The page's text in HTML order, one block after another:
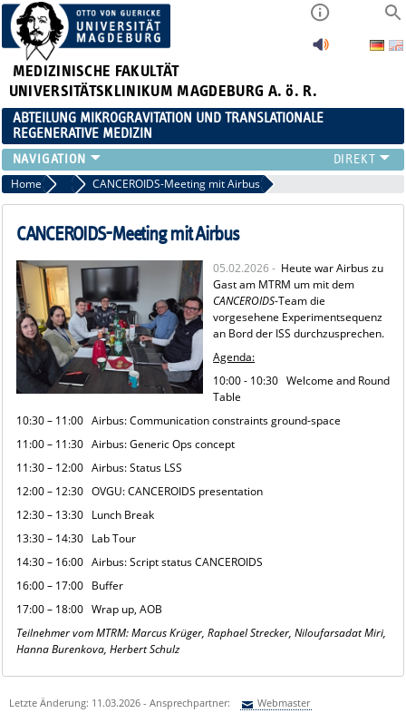
MEDIZINISCHE FAKULTÄT
UNIVERSITÄTSKLINIKUM MAGDEBURG A. ö. R.
ABTEILUNG MIKROGRAVITATION UND TRANSLATIONALE
REGENERATIVE MEDIZIN
FORSCHUNG
LEHRE
VERANSTALTUNGEN
TEAM
KOOPERATIONEN
KONTAKT
Home AktuellesCANCEROIDS-Meeting mit Airbus
CANCEROIDS-Meeting mit Airbus
05.02.2026 - Heute war Airbus zu
Gast am MTRM um mit dem
CANCEROIDS-Team die
vorgesehene Experimentsequenz
an Bord der ISS durchzusprechen.
Agenda:
10:00 - 10:30 Welcome and Round
Table
10:30 – 11:00 Airbus: Communication constraints ground-space
11:00 – 11:30 Airbus: Generic Ops concept
11:30 – 12:00 Airbus: Status LSS
12:00 – 12:30 OVGU: CANCEROIDS presentation
12:30 – 13:30 Lunch Break
13:30 – 14:30 Lab Tour
14:30 – 16:00 Airbus: Script status CANCEROIDS
16:00 – 17:00 Buffer
17:00 – 18:00 Wrap up, AOB
Teilnehmer vom MTRM: Marcus Krüger, Raphael Strecker, Niloufarsadat Miri,
Hanna Burenkova, Herbert Schulz
Letzte Änderung: 11.03.2026 - Ansprechpartner: Webmaster